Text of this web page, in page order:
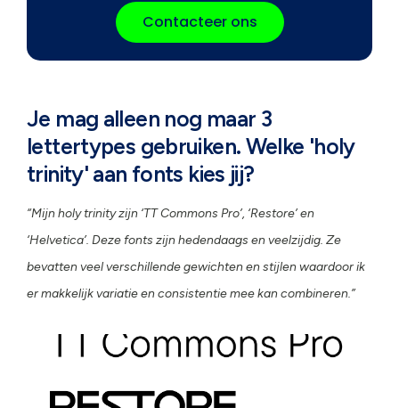
Contacteer ons
Je mag alleen nog maar 3
lettertypes gebruiken. Welke 'holy
trinity' aan fonts kies jij?
“Mijn holy trinity zijn ‘TT Commons Pro’, ‘Restore’ en
‘Helvetica’. Deze fonts zijn hedendaags en veelzijdig. Ze
bevatten veel verschillende gewichten en stijlen waardoor ik
er makkelijk variatie en consistentie mee kan combineren.”